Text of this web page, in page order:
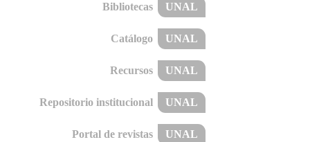
Bibliotecas UNAL
Catálogo UNAL
Recursos UNAL
Repositorio institucional UNAL
Portal de revistas UNAL